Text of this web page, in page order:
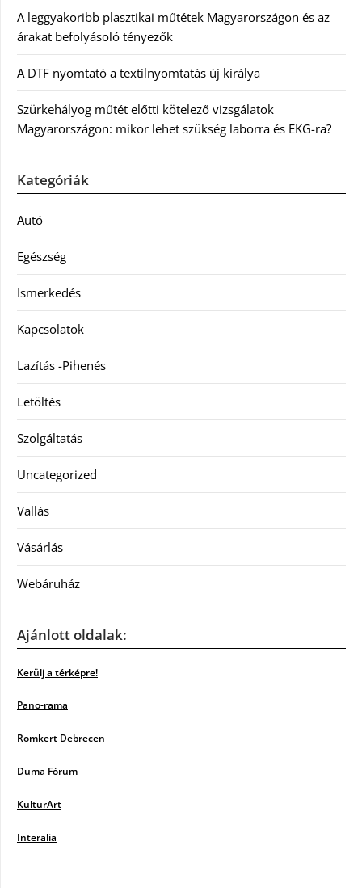
A leggyakoribb plasztikai műtétek Magyarországon és az
árakat befolyásoló tényezők
A DTF nyomtató a textilnyomtatás új királya
Szürkehályog műtét előtti kötelező vizsgálatok
Magyarországon: mikor lehet szükség laborra és EKG-ra?
Kategóriák
Autó
Egészség
Ismerkedés
Kapcsolatok
Lazítás -Pihenés
Letöltés
Szolgáltatás
Uncategorized
Vallás
Vásárlás
Webáruház
Ajánlott oldalak:
Kerülj a térképre!
Pano-rama
Romkert Debrecen
Duma Fórum
KulturArt
Interalia